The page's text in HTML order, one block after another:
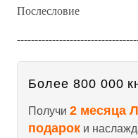
Послесловие
Более 800 000
Получи 2 месяца
подарок и